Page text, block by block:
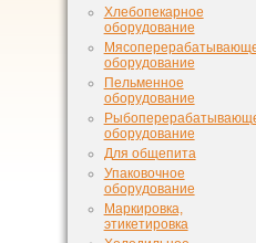
Хлебопекарное
оборудование
оборудование
Пельменное
оборудование
оборудование
Для общепита
Упаковочное
оборудование
Маркировка,
этикетировка